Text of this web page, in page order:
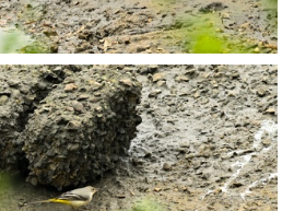
P1013792